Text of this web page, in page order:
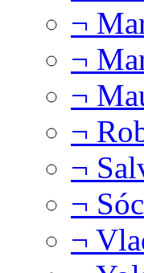
¬
¬
¬
¬
¬
¬
¬